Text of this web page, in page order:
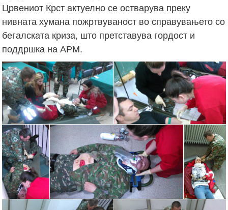
Црвениот Крст актуелно се остварува преку
нивната хумана пожртвуваност во справувањето со
бегалската криза, што претставува гордост и
поддршка на АРМ.